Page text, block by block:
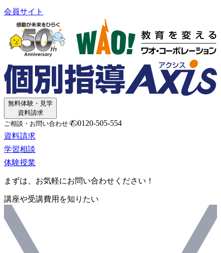
会員サイト
無料体験・見学
資料請求
ご相談・お問い合わせ
0120-505-554
資料請求
学習相談
体験授業
まずは、お気軽にお問い合わせください！
講座や受講費用を知りたい